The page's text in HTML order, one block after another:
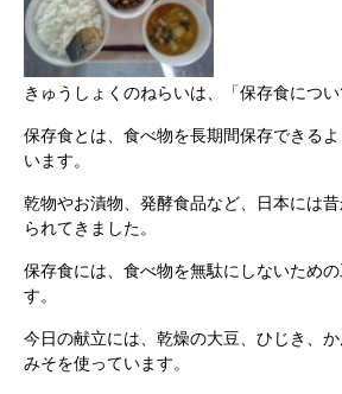
きゅうしょくのねらいは、「保存食につい
保存食とは、食べ物を長期間保存できる
います。
乾物やお漬物、発酵食品など、日本には
られてきました。
保存食には、食べ物を無駄にしないため
す。
今日の献立には、乾燥の大豆、ひじき、
みそを使っています。